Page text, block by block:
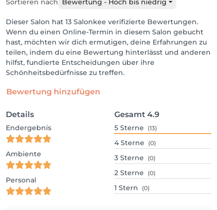
Sortieren nach Bewertung - Hoch bis niedrig
Dieser Salon hat 13 Salonkee verifizierte Bewertungen.
Wenn du einen Online-Termin in diesem Salon gebucht
hast, möchten wir dich ermutigen, deine Erfahrungen zu
teilen, indem du eine Bewertung hinterlässt und anderen
hilfst, fundierte Entscheidungen über ihre
Schönheitsbedürfnisse zu treffen.
Bewertung hinzufügen
Details
Endergebnis
Ambiente
Personal
Gesamt 4.9
5 Sterne (13)
4 Sterne (0)
3 Sterne (0)
2 Sterne (0)
1 Stern (0)